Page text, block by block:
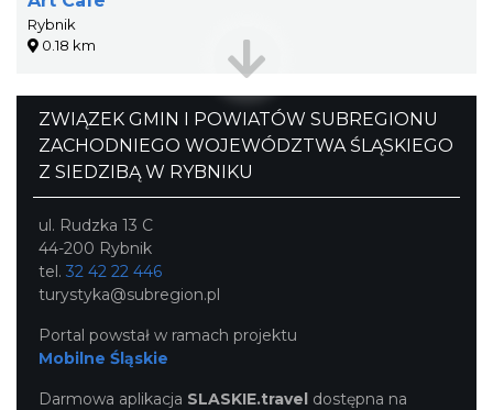
Rybnik
0.18 km
ZWIĄZEK GMIN I POWIATÓW SUBREGIONU
ZACHODNIEGO WOJEWÓDZTWA ŚLĄSKIEGO
Z SIEDZIBĄ W RYBNIKU
ul. Rudzka 13 C
44-200 Rybnik
tel. 32 42 22 446
turystyka@subregion.pl
Portal powstał w ramach projektu
Mobilne Śląskie
Darmowa aplikacja SLASKIE.travel dostępna na